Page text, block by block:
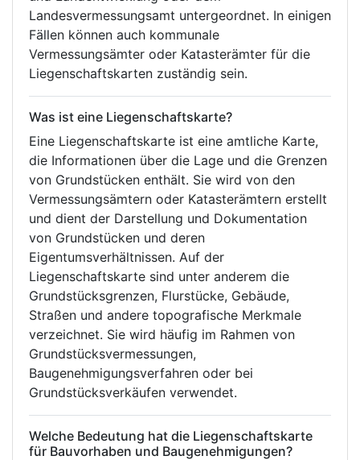
Landesvermessungsamt untergeordnet. In einigen
Fällen können auch kommunale
Vermessungsämter oder Katasterämter für die
Liegenschaftskarten zuständig sein.
Was ist eine Liegenschaftskarte?
Eine Liegenschaftskarte ist eine amtliche Karte,
die Informationen über die Lage und die Grenzen
von Grundstücken enthält. Sie wird von den
Vermessungsämtern oder Katasterämtern erstellt
und dient der Darstellung und Dokumentation
von Grundstücken und deren
Eigentumsverhältnissen. Auf der
Liegenschaftskarte sind unter anderem die
Grundstücksgrenzen, Flurstücke, Gebäude,
Straßen und andere topografische Merkmale
verzeichnet. Sie wird häufig im Rahmen von
Grundstücksvermessungen,
Baugenehmigungsverfahren oder bei
Grundstücksverkäufen verwendet.
Welche Bedeutung hat die Liegenschaftskarte
für Bauvorhaben und Baugenehmigungen?